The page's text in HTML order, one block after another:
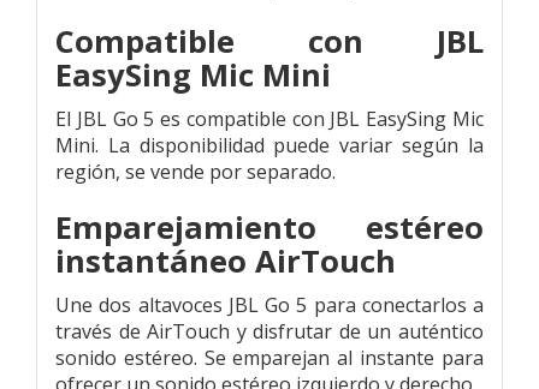
Compatible con JBL
EasySing Mic Mini
El JBL Go 5 es compatible con JBL EasySing Mic
Mini. La disponibilidad puede variar según la
región, se vende por separado.
Emparejamiento estéreo
instantáneo AirTouch
Une dos altavoces JBL Go 5 para conectarlos a
través de AirTouch y disfrutar de un auténtico
sonido estéreo. Se emparejan al instante para